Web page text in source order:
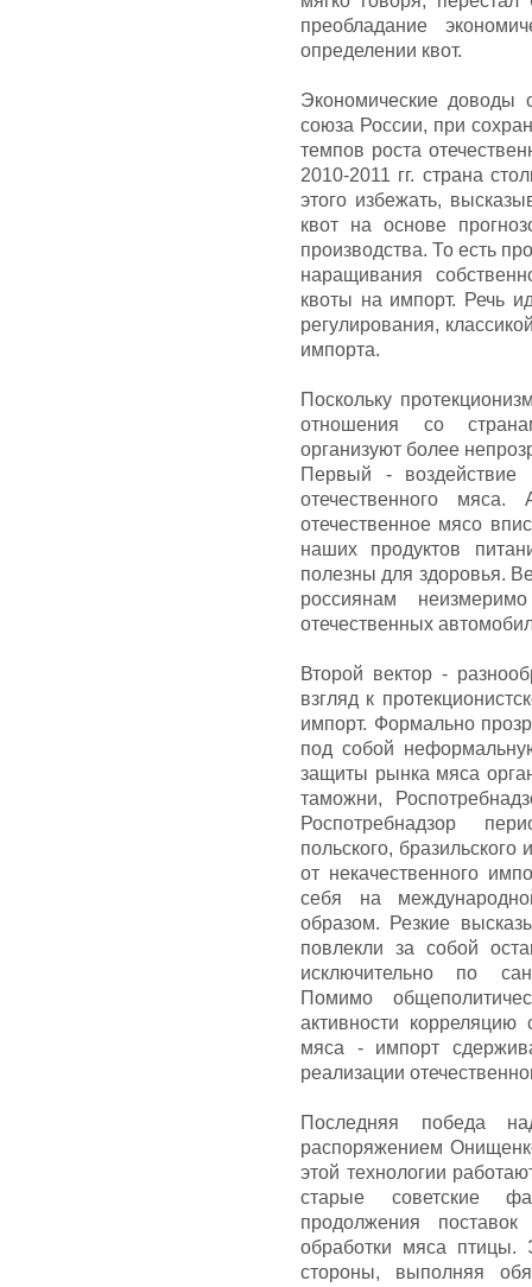
преобладание
определении квот.
Экономические доводы
союза России, при
темпов роста
2010-2011 гг. страна
этого избежать,
квот на основе
производства. То есть
наращивания
квоты на импорт. Речь
регулирования,
импорта.
Поскольку
отношения со
организуют более
Первый - воздействие
отечественного мяса.
отечественное мясо
наших продуктов
полезны для здоровья.
россиянам
отечественных
Второй вектор -
взгляд к
импорт. Формально
под собой
защиты рынка мяса
таможни,
Роспотребнадзор
польского,
от некачественного
себя на
образом. Резкие
повлекли за собой
исключительно по
Помимо
активности корреляцию
мяса - импорт
реализации
Последняя победа
распоряжением
этой технологии
старые советские
продолжения
обработки мяса птицы.
стороны, выполняя